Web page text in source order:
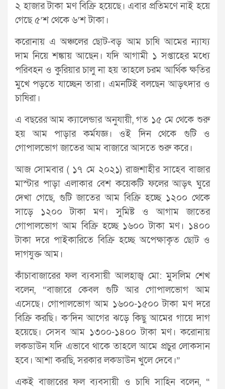
২ হাজার টাকা মণ বিক্রি হয়েছে। এবার প্রতিমণে নাই হয়ে
গেছে ৫’শ থেকে ৬’শ টাকা।
করোনায় এ অঞ্চলের ছোট-বড় আম চাষি আমের ন্যায্য
দাম নিয়ে শঙ্কায় আছেন। যদি আগামী ১ সপ্তাহের মধ্যে
পরিবহন ও কুরিয়ার চালু না হয় তাহলে চরম আর্থিক ক্ষতির
মুখে পড়তে যাচ্ছেন তারা। এমনটিই বলছেন আড়ৎদার ও
চাষিরা।
এ বছরের আম ক্যালেন্ডার অনুযায়ী, গত ১৫ মে থেকে শুরু
হয় আম পাড়ার কর্মযজ্ঞ। ওই দিন থেকে গুটি ও
গোপালভোগ জাতের আম বাজারে আসতে শুরু করে।
আজ সোমবার ( ১৭ মে ২০২১) রাজশাহীর সাহেব বাজার
মাস্টার পাড়া এলাকার বেশ কয়েকটি ফলের আড়ৎ ঘুরে
দেখা গেছে, গুটি জাতের আম বিক্রি হচ্ছে ১২০০ থেকে
সাড়ে ১২০০ টাকা মণ। সুমিষ্ট ও আগাম জাতের
গোপালভোগ আম বিক্রি হচ্ছে ১৬০০ টাকা মণ। ১৪০০
টাকা দরে পাইকারিতে বিক্রি হচ্ছে অপেক্ষাকৃত ছোট ও
দাগযুক্ত আম।
কাঁচাবাজারের ফল ব্যবসায়ী আলহাজ্ব মো: মুসলিম শেখ
বলেন, “বাজারে কেবল গুটি আর গোপালভোগ আম
এসেছে। গোপালভোগ আম ১৬০০-১৫০০ টাকা মণ দরে
বিক্রি করছি। ক’দিন আগের ঝড়ে কিছু আমের গায়ে দাগ
হয়েছে। সেসব আম ১৩০০-১৪০০ টাকা মণ। করোনায়
লকডাউন যদি এভাবে থাকে তাহলে আমে প্রচুর লোকসান
হবে। আশা করছি, সরকার লকডাউন খুলে দেবে।”
একই বাজারের ফল ব্যবসায়ী ও চাষি সাহিন বলেন, “